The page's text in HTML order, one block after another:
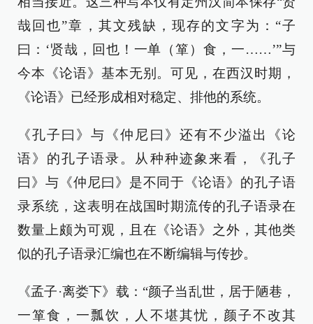
哉回也”章，其文残缺，现存的文字为：“子
曰：‘贤哉，回也！一单（箪）食，一……’”与
今本《论语》基本无别。可见，在西汉时期，
《论语》已经形成相对稳定、排他的系统。
《孔子曰》与《仲尼曰》还有不少溢出《论
语》的孔子语录。从种种迹象来看，《孔子
曰》与《仲尼曰》是不同于《论语》的孔子语
录系统，这表明在战国时期流传的孔子语录在
数量上颇为可观，且在《论语》之外，其他类
似的孔子语录汇编也在不断编辑与传抄。
《孟子·离娄下》载：“颜子当乱世，居于陋巷，
一箪食，一瓢饮，人不堪其忧，颜子不改其